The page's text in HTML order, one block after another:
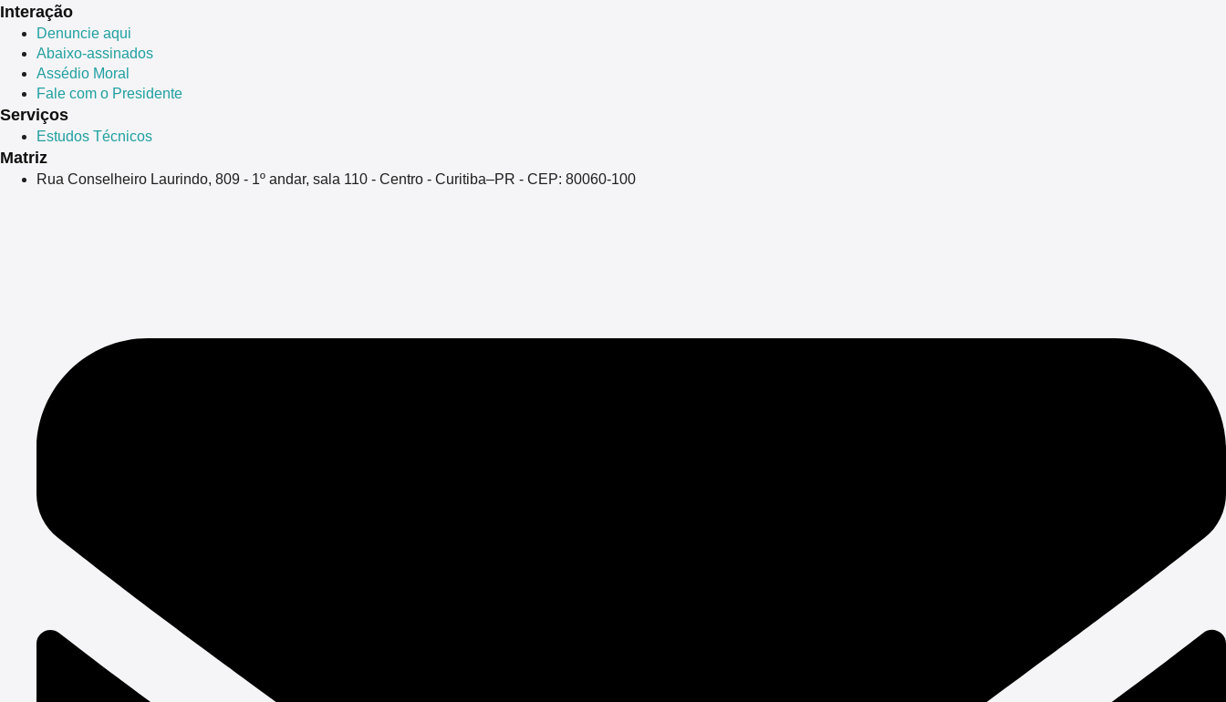
Interação
Denuncie aqui
Abaixo-assinados
Assédio Moral
Fale com o Presidente
Serviços
Estudos Técnicos
Matriz
Rua Conselheiro Laurindo, 809 - 1º andar, sala 110 - Centro - Curitiba–PR - CEP: 80060-100